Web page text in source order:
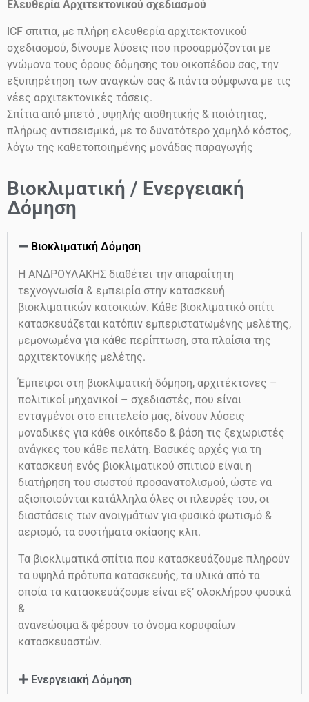
Ελευθερία Αρχιτεκτονικού σχεδιασμού
ICF σπιτια, με πλήρη ελευθερία αρχιτεκτονικού
σχεδιασμού, δίνουμε λύσεις που προσαρμόζονται με
γνώμονα τους όρους δόμησης του οικοπέδου σας, την
εξυπηρέτηση των αναγκών σας & πάντα σύμφωνα με τις
νέες αρχιτεκτονικές τάσεις.
Σπίτια από μπετό , υψηλής αισθητικής & ποιότητας,
πλήρως αντισεισμικά, με το δυνατότερο χαμηλό κόστος,
λόγω της καθετοποιημένης μονάδας παραγωγής
Βιοκλιματική / Ενεργειακή
Δόμηση
Βιοκλιματική Δόμηση
Η ΑΝΔΡΟΥΛΑΚΗΣ διαθέτει την απαραίτητη
τεχνογνωσία & εμπειρία στην κατασκευή
βιοκλιματικών κατοικιών. Κάθε βιοκλιματικό σπίτι
κατασκευάζεται κατόπιν εμπεριστατωμένης μελέτης,
μεμονωμένα για κάθε περίπτωση, στα πλαίσια της
αρχιτεκτονικής μελέτης.
Έμπειροι στη βιοκλιματική δόμηση, αρχιτέκτονες –
πολιτικοί μηχανικοί – σχεδιαστές, που είναι
ενταγμένοι στο επιτελείο μας, δίνουν λύσεις
μοναδικές για κάθε οικόπεδο & βάση τις ξεχωριστές
ανάγκες του κάθε πελάτη. Βασικές αρχές για τη
κατασκευή ενός βιοκλιματικού σπιτιού είναι η
διατήρηση του σωστού προσανατολισμού, ώστε να
αξιοποιούνται κατάλληλα όλες οι πλευρές του, οι
διαστάσεις των ανοιγμάτων για φυσικό φωτισμό &
αερισμό, τα συστήματα σκίασης κλπ.
Τα βιοκλιματικά σπίτια που κατασκευάζουμε πληρούν
τα υψηλά πρότυπα κατασκευής, τα υλικά από τα
οποία τα κατασκευάζουμε είναι εξ’ ολοκλήρου φυσικά
&
ανανεώσιμα & φέρουν το όνομα κορυφαίων
κατασκευαστών.
Ενεργειακή Δόμηση